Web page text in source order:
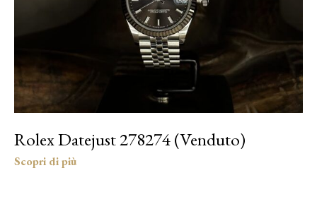
Rolex Datejust 278274 (Venduto)